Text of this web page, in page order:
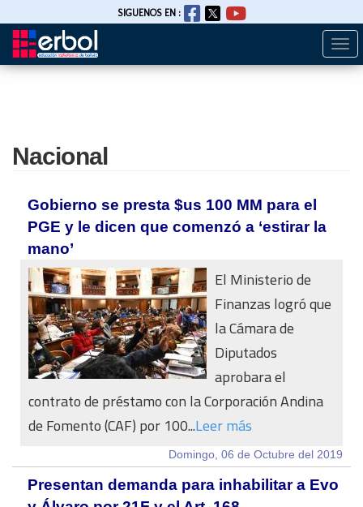
Pasar
SIGUENOS EN :
Nacional
Gobierno se presta $us 100 MM para el
PGE y le dicen que comenzó a ‘estirar la
mano’
El Ministerio de
Finanzas logró que
la Cámara de
Diputados
aprobara el
contrato de préstamo con la Corporación Andina
de Fomento (CAF) por 100...Leer más
Domingo, 06 de Octubre del 2019
Presentan demanda para inhabilitar a Evo